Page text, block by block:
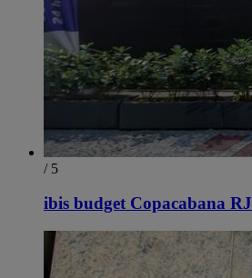
/ 5
ibis budget Copacabana RJ